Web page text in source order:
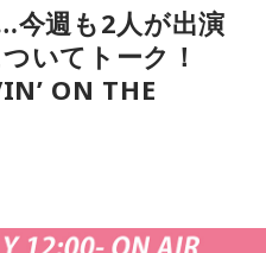
では、慰霊の集いが開かれ
れた方の出席は少なくな
。でも、出席される方の数
ん。
が一度は手を合わせたいと
ア中！すでに観ているとい
！
ても少しお知らせ！？
けて公開される3本の映画
N.E.W.メトロポリスを駆け
今週も2人が出演
いてトーク！
ON THE